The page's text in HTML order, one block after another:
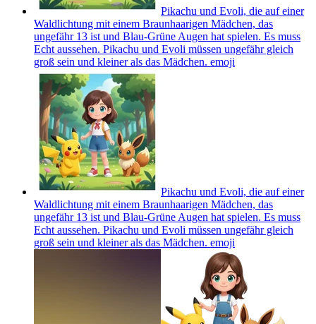
Pikachu und Evoli, die auf einer
Waldlichtung mit einem Braunhaarigen Mädchen, das
ungefähr 13 ist und Blau-Grüne Augen hat spielen. Es muss
Echt aussehen. Pikachu und Evoli müssen ungefähr gleich
groß sein und kleiner als das Mädchen. emoji
Pikachu und Evoli, die auf einer
Waldlichtung mit einem Braunhaarigen Mädchen, das
ungefähr 13 ist und Blau-Grüne Augen hat spielen. Es muss
Echt aussehen. Pikachu und Evoli müssen ungefähr gleich
groß sein und kleiner als das Mädchen. emoji